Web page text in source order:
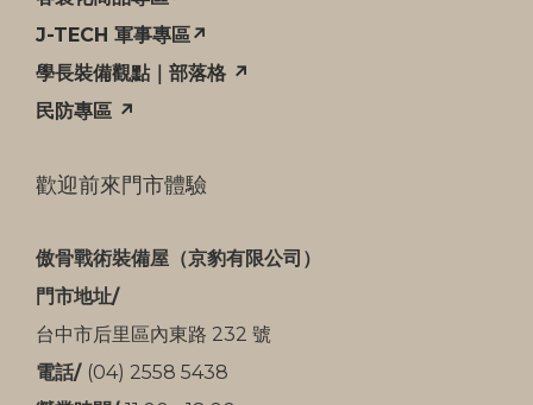
J-TECH 軍事專區↗
學長裝備觀點｜部落格 ↗
民防專區 ↗
歡迎前來門市體驗
傲骨戰術裝備屋（京豹有限公司）
門市地址/
台中市后里區內東路 232 號
電話/ (04) 2558 5438